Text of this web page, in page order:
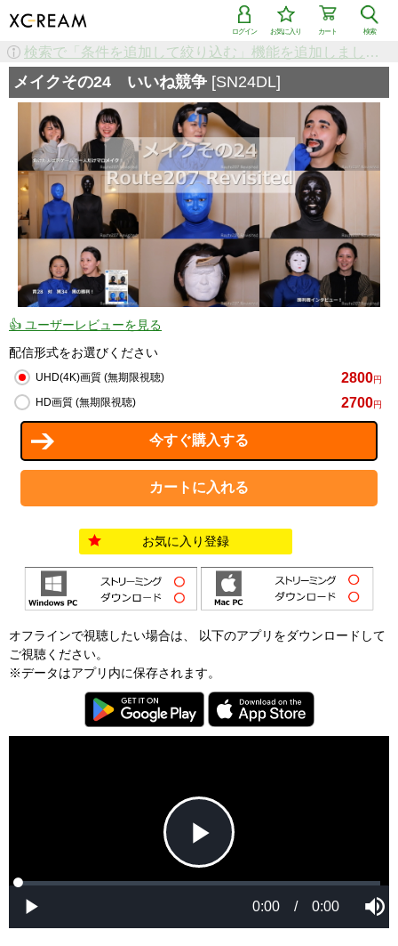
検索
カート
お気に入り
ログイン
検索で「条件を追加して絞り込む」機能を追加しました！
メイクその24 いいね競争 [SN24DL]
👍 ユーザーレビューを見る
配信形式をお選びください
UHD(4K)画質 (無期限視聴) 2800円
HD画質 (無期限視聴) 2700円
お気に入り登録
オフラインで視聴したい場合は、 以下のアプリをダウンロードして
ご視聴ください。
※データはアプリ内に保存されます。
P
l
a
L
d
P
e
0:00 / 0:00
M
t